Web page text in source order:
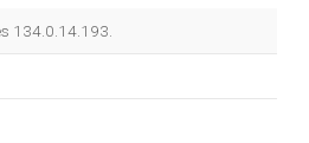
134.0.14.193.